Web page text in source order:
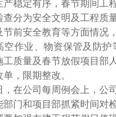
稳定有序，春节期间工程
查分为安全文明及工程质
节前安全教育等方面情况
空作业、物资保管及防
工质量及春节放假项目部
，限期整改。
，在公司每周例会上，公
部门和项目部抓紧时间对